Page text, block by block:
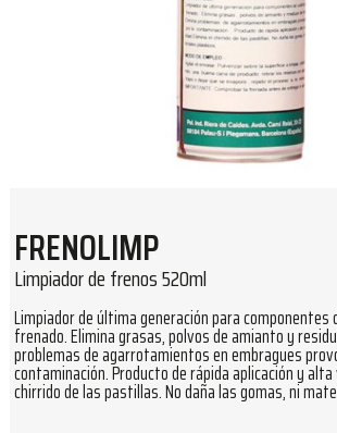
FRENOLIMP
Limpiador de frenos 520ml
Limpiador de última generación para componentes
frenado. Elimina grasas, polvos de amianto y
problemas de agarrotamientos en embragues
contaminación. Producto de rápida aplicación y
chirrido de las pastillas. No daña las gomas, ni